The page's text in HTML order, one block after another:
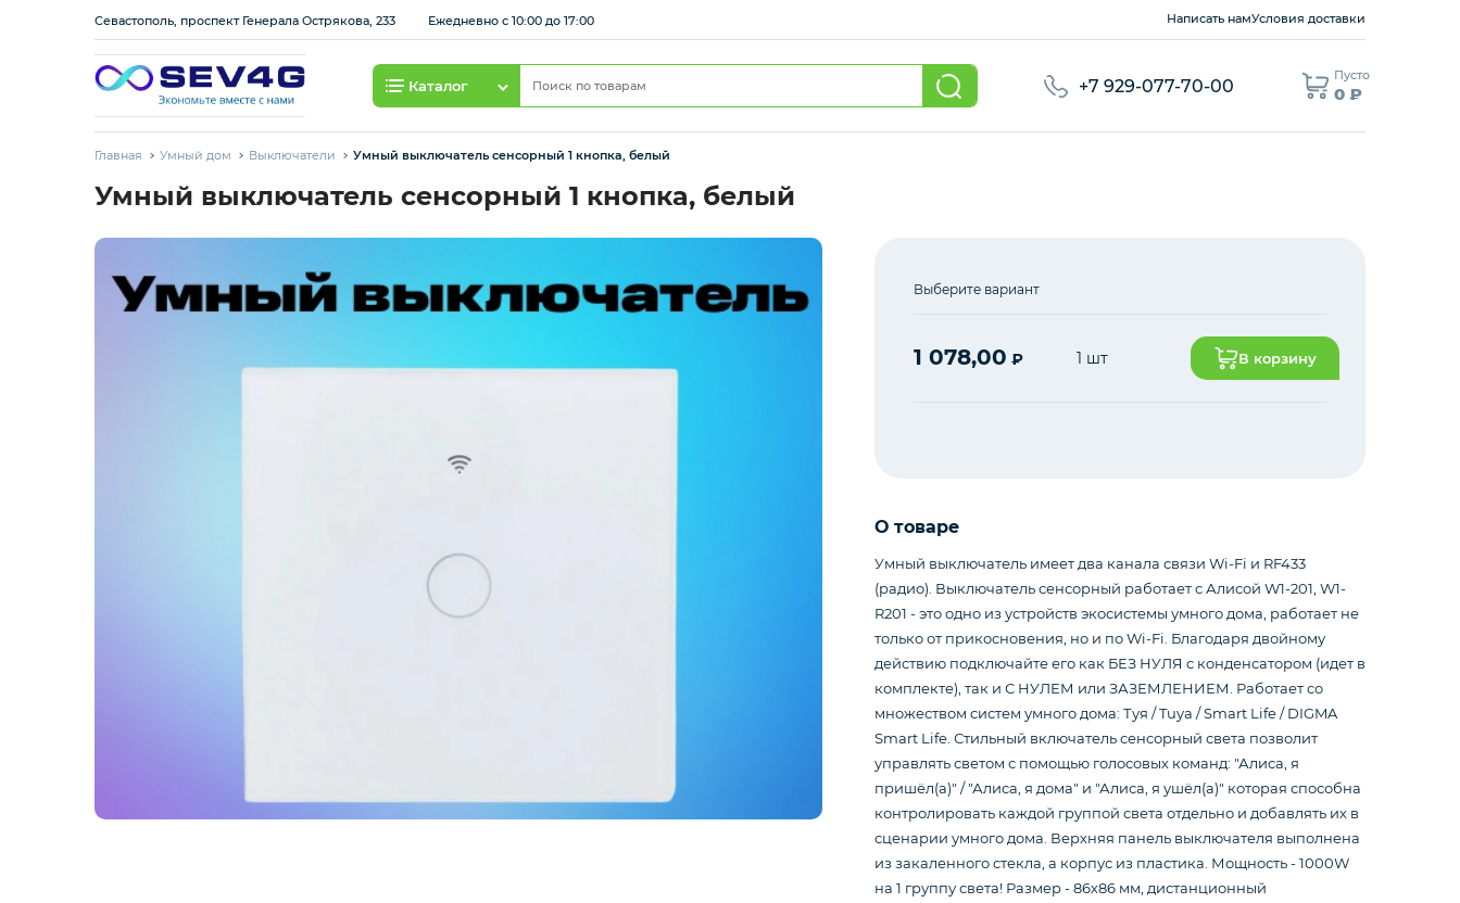
Севастополь, проспект Генерала Острякова, 233 Ежедневно с 10:00 до 17:00 Написать намУсловия доставки
Каталог +7 929-077-70-00
Пусто
0 ₽
Тарифы
Главная Умный дом Выключатели Умный выключатель сенсорный 1 кнопка, белый
Умный выключатель сенсорный 1 кнопка, белый
Выберите вариант
1 078,00 ₽ 1 шт В корзину
О товаре
Умный выключатель имеет два канала связи Wi-Fi и RF433
(радио). Выключатель сенсорный работает с Алисой W1-201, W1-
R201 - это одно из устройств экосистемы умного дома, работает не
только от прикосновения, но и по Wi-Fi. Благодаря двойному
действию подключайте его как БЕЗ НУЛЯ с конденсатором (идет в
комплекте), так и С НУЛЕМ или ЗАЗЕМЛЕНИЕМ. Работает со
множеством систем умного дома: Туя / Tuya / Smart Life / DIGMA
Smart Life. Стильный включатель сенсорный света позволит
управлять светом с помощью голосовых команд: "Алиса, я
пришёл(а)" / "Алиса, я дома" и "Алиса, я ушёл(а)" которая способна
контролировать каждой группой света отдельно и добавлять их в
сценарии умного дома. Верхняя панель выключателя выполнена
из закаленного стекла, а корпус из пластика. Мощность - 1000W
на 1 группу света! Размер - 86х86 мм, дистанционный